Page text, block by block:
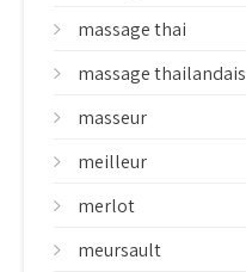
massage thai
massage thailandais
masseur
meilleur
merlot
meursault